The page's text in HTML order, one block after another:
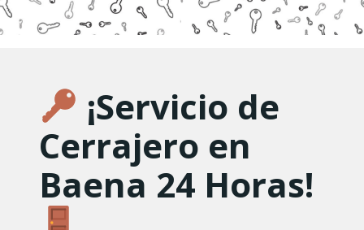
¡Servicio de
Cerrajero en
Baena 24 Horas!